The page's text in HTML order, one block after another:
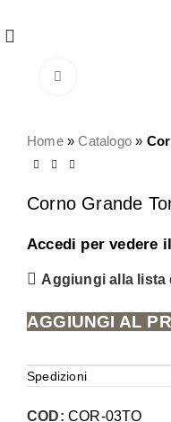
Home»Catalogo »
Corno Grande
Accedi per vedere
Aggiungi alla lista
AGGIUNGI AL
Spedizioni
COD: COR-03TO